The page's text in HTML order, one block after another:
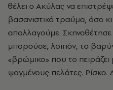
θέλει ο Ακύλας να
βασανιστικό τραύμα, όσο
απαλλαγούμε.
μπορούσε, λοιπόν, το
«βρώμικο» που το
ψαγμένους πελάτες. Ρίσκο.